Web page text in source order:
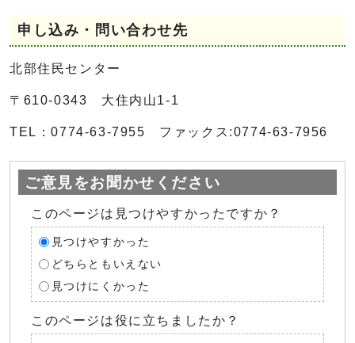
申し込み・問い合わせ先
北部住民センター
〒610-0343 大住内山1‐1
TEL：0774-63-7955 ファックス:0774-63-7956
ご意見をお聞かせください
このページは見つけやすかったですか？
見つけやすかった
どちらともいえない
見つけにくかった
このページは役に立ちましたか？